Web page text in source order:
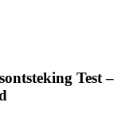
Test –